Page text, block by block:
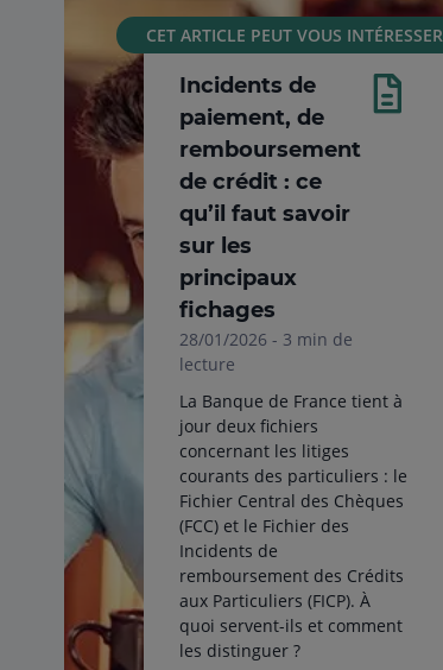
CET ARTICLE PEUT VOUS INTÉRESSER
Incidents de
paiement, de
remboursement
de crédit : ce
qu’il faut savoir
sur les
principaux
fichages
28/01/2026 - 3 min de
lecture
La Banque de France tient à
jour deux fichiers
concernant les litiges
courants des particuliers : le
Fichier Central des Chèques
(FCC) et le Fichier des
Incidents de
remboursement des Crédits
aux Particuliers (FICP). À
quoi servent-ils et comment
les distinguer ?